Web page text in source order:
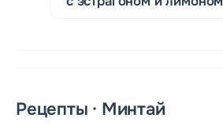
Рецепты · Минтай